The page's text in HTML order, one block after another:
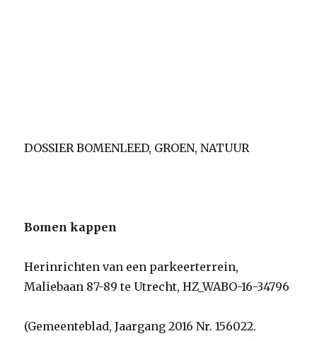
DOSSIER BOMENLEED, GROEN, NATUUR
Bomen kappen
Herinrichten van een parkeerterrein,
Maliebaan 87-89 te Utrecht, HZ_WABO-16-34796
(Gemeenteblad, Jaargang 2016 Nr. 156022.